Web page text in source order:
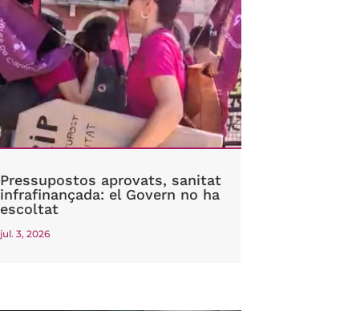
Pressupostos aprovats, sanitat
infrafinançada: el Govern no ha
escoltat
jul. 3, 2026